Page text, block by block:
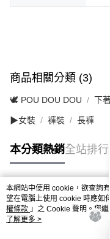
商品相關分類 (3)
🕊️ POU DOU DOU 下
▶女裝 褲裝 長褲
本分類熱銷全站排行
熱門標籤
本網站中使用 cookie，欲查詢
望在電腦上使用 cookie 時應如
權條款 」之 Cookie 聲明。您
用條款之 Cookie 聲明使用
了解更多 >